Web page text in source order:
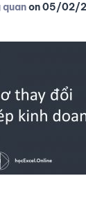
quanon05/02/